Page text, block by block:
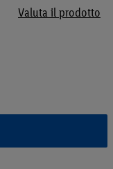
Valuta il prodotto